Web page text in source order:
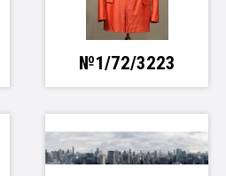
№1/72/3223